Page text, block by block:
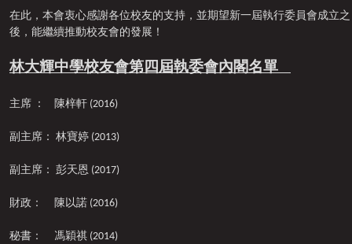
在此，本會衷心感謝各位校友的支持，並期望新一屆執行委員會成立之
後，能繼續推動校友會的發展！
林大輝中學校友會第四屆執委會內閣名單
主席 ： 陳梓軒 (2016)
副主席： 林寶婷 (2013)
副主席： 彭天恩 (2017)
財政： 陳以諾 (2016)
秘書： 馮穎祺 (2014)